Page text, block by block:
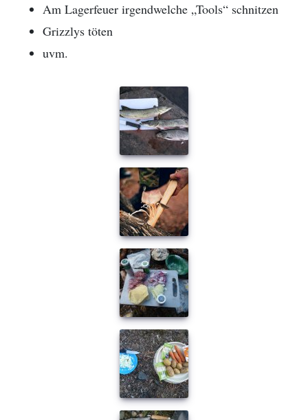
Am Lagerfeuer irgendwelche „Tools“ schnitzen
Grizzlys töten
uvm.